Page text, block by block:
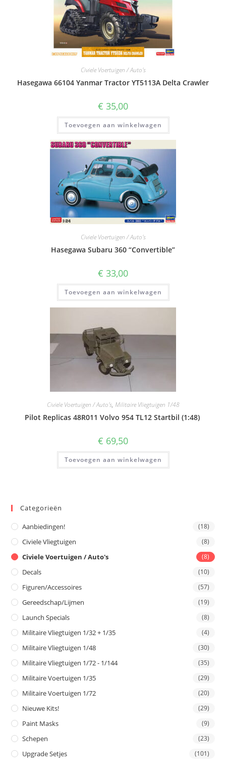
Civiele Voertuigen / Auto's
Hasegawa 66104 Yanmar Tractor YT5113A Delta Crawler
€ 35,00
Toevoegen aan winkelwagen
Civiele Voertuigen / Auto's
Hasegawa Subaru 360 “Convertible”
€ 33,00
Toevoegen aan winkelwagen
Civiele Voertuigen / Auto's, Militaire Vliegtuigen 1/48
Pilot Replicas 48R011 Volvo 954 TL12 Startbil (1:48)
€ 69,50
Toevoegen aan winkelwagen
Categorieën
Aanbiedingen! (18)
Civiele Vliegtuigen (8)
Civiele Voertuigen / Auto's (8)
Decals (10)
Figuren/Accessoires (57)
Gereedschap/Lijmen (19)
Launch Specials (8)
Militaire Vliegtuigen 1/32 + 1/35 (4)
Militaire Vliegtuigen 1/48 (30)
Militaire Vliegtuigen 1/72 - 1/144 (35)
Militaire Voertuigen 1/35 (29)
Militaire Voertuigen 1/72 (20)
Nieuwe Kits! (29)
Paint Masks (9)
Schepen (23)
Upgrade Setjes (101)